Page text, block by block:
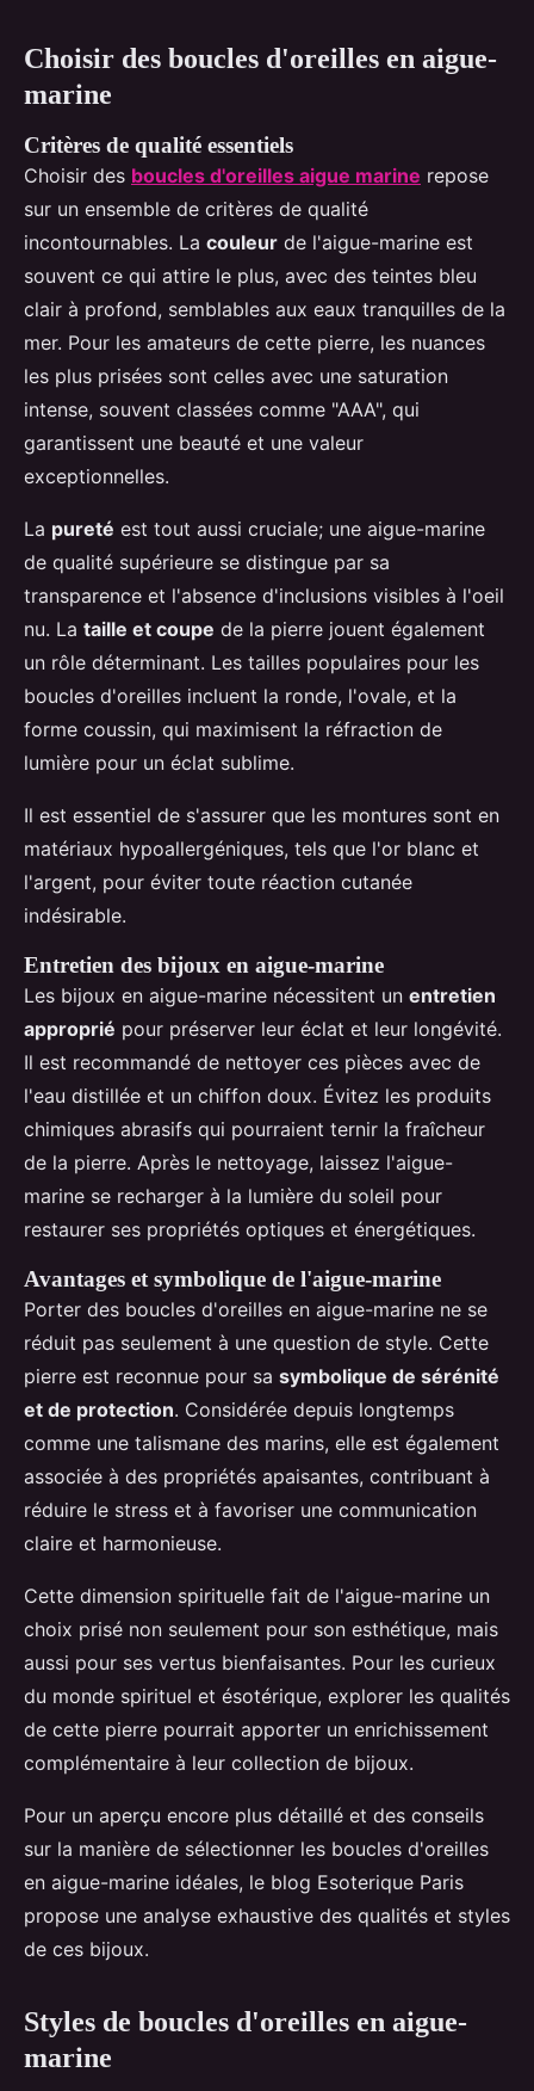
Choisir des boucles d'oreilles en aigue-
marine
Critères de qualité essentiels
Choisir des boucles d'oreilles aigue marine repose
sur un ensemble de critères de qualité
incontournables. La couleur de l'aigue-marine est
souvent ce qui attire le plus, avec des teintes bleu
clair à profond, semblables aux eaux tranquilles de la
mer. Pour les amateurs de cette pierre, les nuances
les plus prisées sont celles avec une saturation
intense, souvent classées comme "AAA", qui
garantissent une beauté et une valeur
exceptionnelles.
La pureté est tout aussi cruciale; une aigue-marine
de qualité supérieure se distingue par sa
transparence et l'absence d'inclusions visibles à l'oeil
nu. La taille et coupe de la pierre jouent également
un rôle déterminant. Les tailles populaires pour les
boucles d'oreilles incluent la ronde, l'ovale, et la
forme coussin, qui maximisent la réfraction de
lumière pour un éclat sublime.
Il est essentiel de s'assurer que les montures sont en
matériaux hypoallergéniques, tels que l'or blanc et
l'argent, pour éviter toute réaction cutanée
indésirable.
Entretien des bijoux en aigue-marine
Les bijoux en aigue-marine nécessitent un entretien
approprié pour préserver leur éclat et leur longévité.
Il est recommandé de nettoyer ces pièces avec de
l'eau distillée et un chiffon doux. Évitez les produits
chimiques abrasifs qui pourraient ternir la fraîcheur
de la pierre. Après le nettoyage, laissez l'aigue-
marine se recharger à la lumière du soleil pour
restaurer ses propriétés optiques et énergétiques.
Avantages et symbolique de l'aigue-marine
Porter des boucles d'oreilles en aigue-marine ne se
réduit pas seulement à une question de style. Cette
pierre est reconnue pour sa symbolique de sérénité
et de protection. Considérée depuis longtemps
comme une talismane des marins, elle est également
associée à des propriétés apaisantes, contribuant à
réduire le stress et à favoriser une communication
claire et harmonieuse.
Cette dimension spirituelle fait de l'aigue-marine un
choix prisé non seulement pour son esthétique, mais
aussi pour ses vertus bienfaisantes. Pour les curieux
du monde spirituel et ésotérique, explorer les qualités
de cette pierre pourrait apporter un enrichissement
complémentaire à leur collection de bijoux.
Pour un aperçu encore plus détaillé et des conseils
sur la manière de sélectionner les boucles d'oreilles
en aigue-marine idéales, le blog Esoterique Paris
propose une analyse exhaustive des qualités et styles
de ces bijoux.
Styles de boucles d'oreilles en aigue-
marine